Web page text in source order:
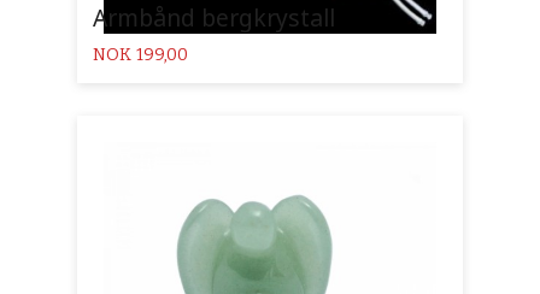
Armbånd bergkrystall
Pris
NOK 199,00